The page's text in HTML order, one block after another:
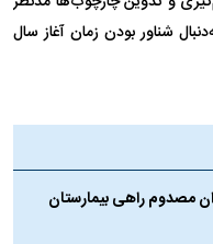
شناور بودن زمان آغاز سال
مصدوم راهی بیمارستان